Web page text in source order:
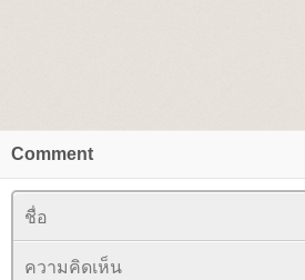
Comment